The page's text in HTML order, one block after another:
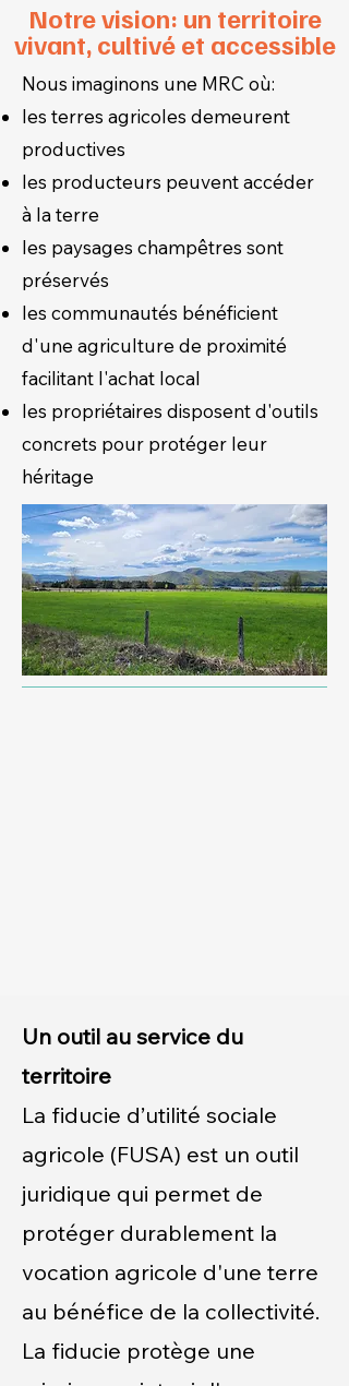
Notre vision: un territoire
vivant, cultivé et accessible
Nous imaginons une MRC où:
les terres agricoles demeurent
productives
les producteurs peuvent accéder
à la terre
les paysages champêtres sont
préservés
les communautés bénéficient
d'une agriculture de proximité
facilitant l'achat local
les propriétaires disposent d'outils
concrets pour protéger leur
héritage
Un outil au service du
territoire
La fiducie d’utilité sociale
agricole (FUSA) est un outil
juridique qui permet de
protéger durablement la
vocation agricole d'une terre
au bénéfice de la collectivité.
La fiducie protège une